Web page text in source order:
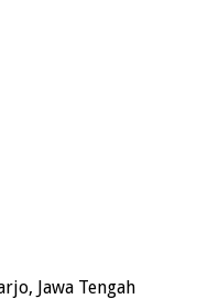
Jawa Tengah